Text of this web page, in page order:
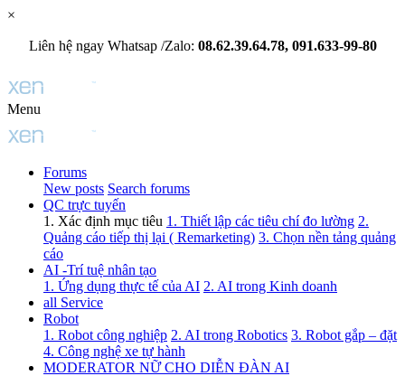
×
Liên hệ ngay Whatsap /Zalo: 08.62.39.64.78, 091.633-99-80
Menu
Forums
New posts Search forums
QC trực tuyến
1. Xác định mục tiêu 1. Thiết lập các tiêu chí đo lường 2.
Quảng cáo tiếp thị lại ( Remarketing) 3. Chọn nền tảng quảng
cáo
AI -Trí tuệ nhân tạo
1. Ứng dụng thực tế của AI 2. AI trong Kinh doanh
all Service
Robot
1. Robot công nghiệp 2. AI trong Robotics 3. Robot gắp – đặt
4. Công nghệ xe tự hành
MODERATOR NỮ CHO DIỄN ĐÀN AI